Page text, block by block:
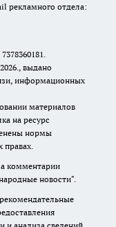
рекламного отдела:
выдано
информационных
материалов
на ресурс
нормы
правах.
комментарии
новости".